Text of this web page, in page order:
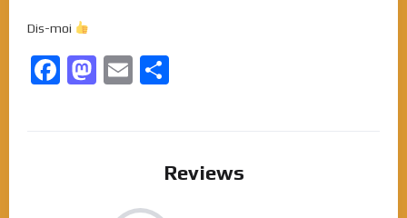
Dis-moi
Facebook
Mastodon
Email
Reviews